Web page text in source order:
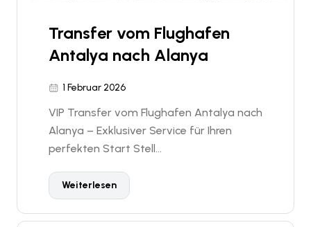
Transfer vom Flughafen
Antalya nach Alanya
1 Februar 2026
VIP Transfer vom Flughafen Antalya nach
Alanya – Exklusiver Service für Ihren
perfekten Start Stell...
Weiterlesen